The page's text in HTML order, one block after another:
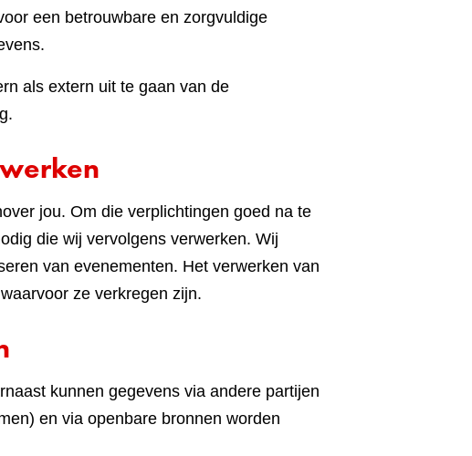
een betrouwbare en zorgvuldige
als extern uit te gaan van de
jou. Om die verplichtingen goed na te
die wij vervolgens verwerken. Wij
van evenementen. Het verwerken van
ze verkregen zijn.
kunnen gegevens via andere partijen
en via openbare bronnen worden